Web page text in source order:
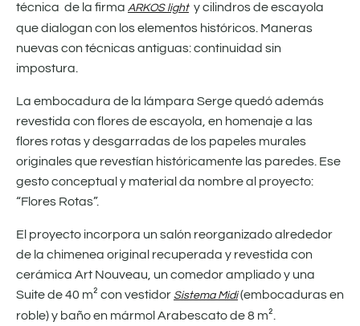
técnica de la firma ARKOS lighty cilindros de escayola
que dialogan con los elementos históricos. Maneras
nuevas con técnicas antiguas: continuidad sin
impostura.
La embocadura de la lámpara Serge quedó además
revestida con flores de escayola, en homenaje a las
flores rotas y desgarradas de los papeles murales
originales que revestían históricamente las paredes. Ese
gesto conceptual y material da nombre al proyecto:
“Flores Rotas”.
El proyecto incorpora un salón reorganizado alrededor
de la chimenea original recuperada y revestida con
cerámica Art Nouveau, un comedor ampliado y una
Suite de 40 m² con vestidor Sistema Midi(embocaduras en
roble) y baño en mármol Arabescato de 8 m².